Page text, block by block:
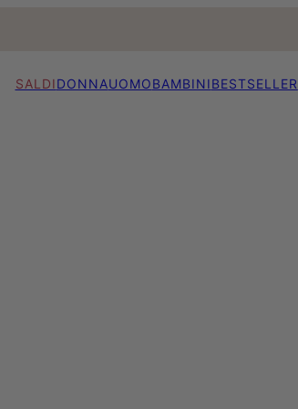
SALDIDONNAUOMOBAMBINIBESTSELLER